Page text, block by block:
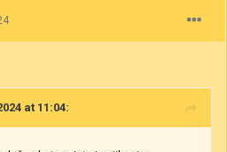
at 11:04: